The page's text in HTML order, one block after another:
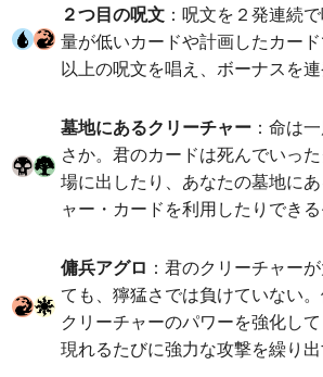
２つ目の呪文 ：呪文を２発連続
量が低いカードや計画したカー
以上の呪文を唱え、ボーナスを連
墓地にあるクリーチャー ：命は
さか。君のカードは死んでいっ
場に出したり、あなたの墓地に
ャー・カードを利用したりできる
傭兵アグロ ：君のクリーチャー
ても、獰猛さでは負けていない
クリーチャーのパワーを強化し
現れるたびに強力な攻撃を繰り出